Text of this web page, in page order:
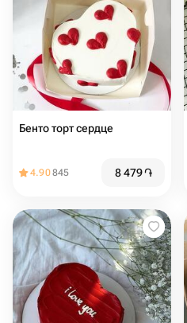
Бенто торт сердце
4.90845 8 479֏